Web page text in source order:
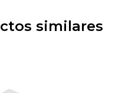
similares